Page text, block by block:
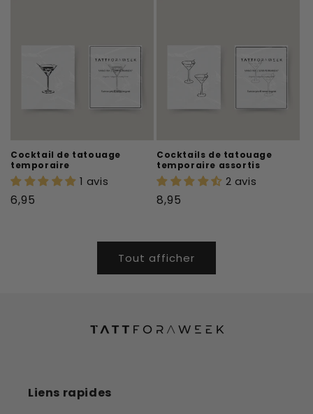
Cocktail de tatouage
temporaire
1 avis
Prix
6,95
Cocktails de tatouage
temporaire assortis
2 avis
Prix
8,95
Tout afficher
Liens rapides